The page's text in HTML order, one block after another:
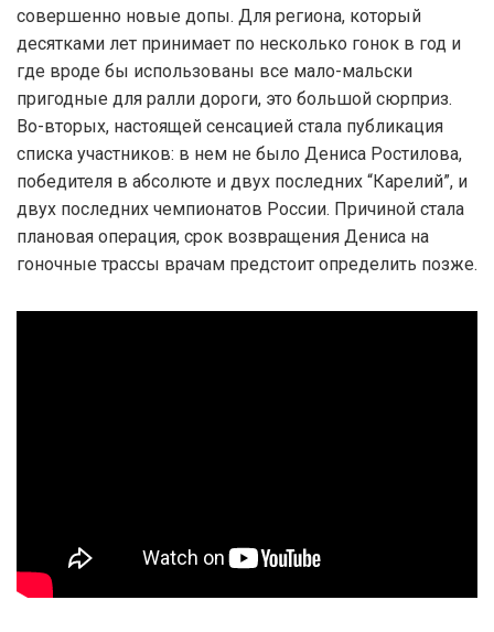
совершенно новые допы. Для региона, который
десятками лет принимает по несколько гонок в год и
где вроде бы использованы все мало-мальски
пригодные для ралли дороги, это большой сюрприз.
Во-вторых, настоящей сенсацией стала публикация
списка участников: в нем не было Дениса Ростилова,
победителя в абсолюте и двух последних “Карелий”, и
двух последних чемпионатов России. Причиной стала
плановая операция, срок возвращения Дениса на
гоночные трассы врачам предстоит определить позже.